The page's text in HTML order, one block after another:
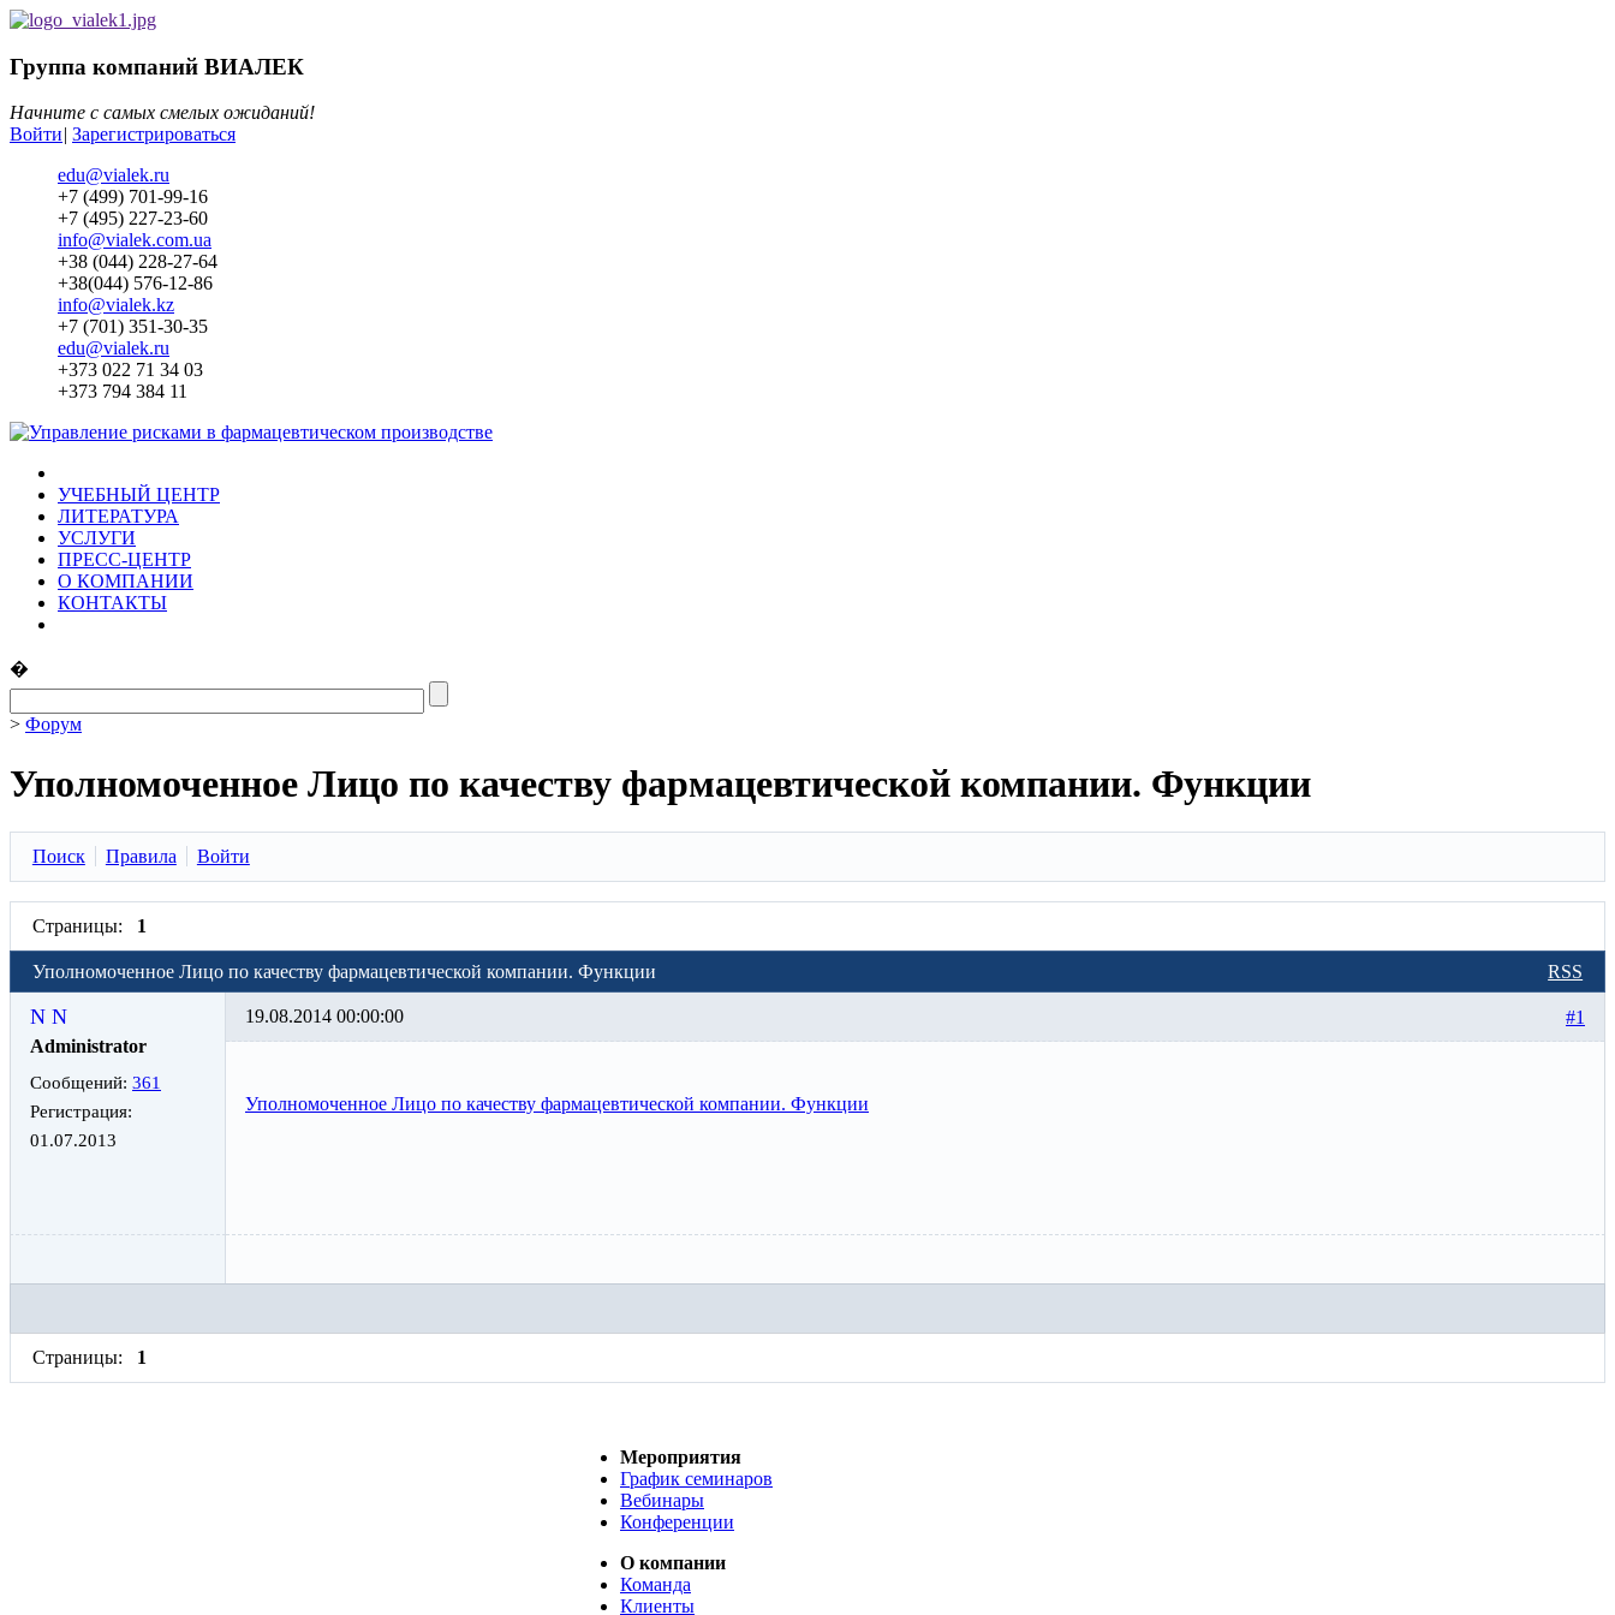
Группа компаний ВИАЛЕК
Начните с самых смелых ожиданий!
Войти| Зарегистрироваться
edu@vialek.ru
+7 (499) 701-99-16
+7 (495) 227-23-60
info@vialek.com.ua
+38 (044) 228-27-64
+38(044) 576-12-86
info@vialek.kz
+7 (701) 351-30-35
edu@vialek.ru
+373 022 71 34 03
+373 794 384 11
УЧЕБНЫЙ ЦЕНТР
ЛИТЕРАТУРА
УСЛУГИ
ПРЕСС-ЦЕНТР
О КОМПАНИИ
КОНТАКТЫ
�
> Форум
Уполномоченное Лицо по качеству фармацевтической компании. Функции
Поиск Правила Войти
Страницы: 1
RSS
Уполномоченное Лицо по качеству фармацевтической компании. Функции
N N
Administrator
Сообщений: 361
Регистрация:
01.07.2013
#1
19.08.2014 00:00:00
Уполномоченное Лицо по качеству фармацевтической компании. Функции
Страницы: 1
Мероприятия
График семинаров
Вебинары
Конференции
О компании
Команда
Клиенты